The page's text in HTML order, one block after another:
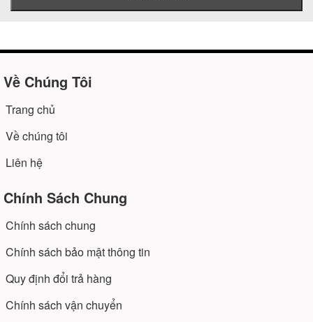
Về Chúng Tôi
Trang chủ
Về chúng tôi
Liên hệ
Chính Sách Chung
Chính sách chung
Chính sách bảo mật thông tin
Quy định đổi trả hàng
Chính sách vận chuyển